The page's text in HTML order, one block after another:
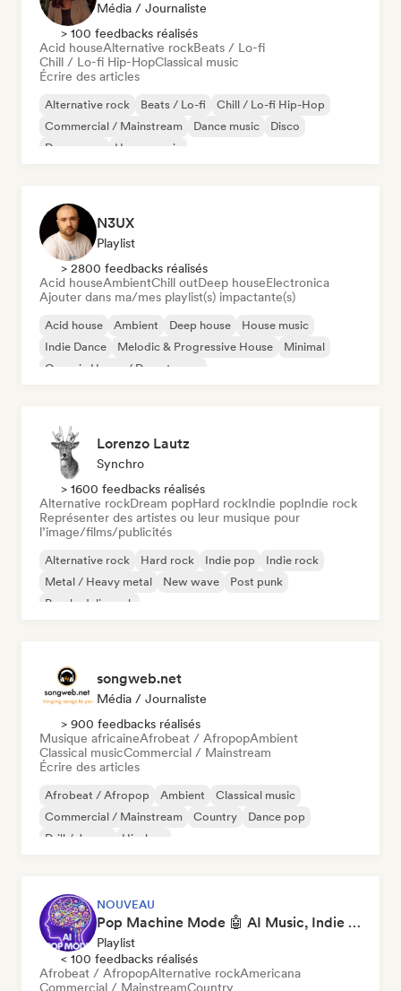
Média / Journaliste
> 100 feedbacks réalisés
Acid houseAlternative rockBeats / Lo-fi
Chill / Lo-fi Hip-HopClassical music
Écrire des articles
Alternative rock Beats / Lo-fi
Chill / Lo-fi Hip-Hop
Commercial / Mainstream
Dance music
Disco
Dream pop
House music
N3UX
Playlist
> 2800 feedbacks réalisés
Acid houseAmbientChill outDeep houseElectronica
Ajouter dans ma/mes playlist(s) impactante(s)
Acid house Ambient Deep house
House music
Indie Dance
Melodic & Progressive House
Minimal
Organic House / Downtempo
Lorenzo Lautz
Synchro
> 1600 feedbacks réalisés
Alternative rockDream popHard rockIndie popIndie rock
Représenter des artistes ou leur musique pour
l’image/films/publicités
Alternative rock Hard rock Indie pop
Indie rock
Metal / Heavy metal
New wave
Post punk
Psychedelic rock
songweb.net
Média / Journaliste
> 900 feedbacks réalisés
Musique africaineAfrobeat / AfropopAmbient
Classical musicCommercial / Mainstream
Écrire des articles
Afrobeat / Afropop Ambient
Classical music
Commercial / Mainstream
Country
Dance pop
Drill / Jersey
Hip-hop
NOUVEAU
Pop Machine Mode 🤖 AI Music, Indie Pop & Dream Pop
Playlist
< 100 feedbacks réalisés
Afrobeat / AfropopAlternative rockAmericana
Commercial / MainstreamCountry